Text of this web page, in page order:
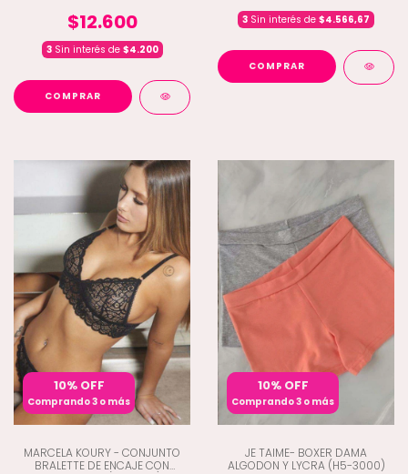
$12.600
3Sin interés de $4.200
COMPRAR
3 Sin interés de $4.566,67
COMPRAR
10% OFF
Comprando 3 o más
MARCELA KOURY - CONJUNTO
BRALETTE DE ENCAJE CON
10% OFF
Comprando 3 o más
JE TAIME- BOXER DAMA
ALGODON Y LYCRA (H5-3000)